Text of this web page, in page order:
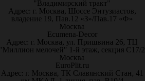
"Владимирский тракт"
Адрес: г. Москва, Шоссе Энтузиастов,
владение 19, Пав.12 «З»/Пав.17 «Ф»
Москва
Ecumena-Decor
Адрес: г. Москва, ул. Пришвина 26, ТЦ
мелочей" 1-й этаж, секция С17/2
Москва
EuroPlit.ru
Адрес: г. Москва, ТК Славянский Стан, 41